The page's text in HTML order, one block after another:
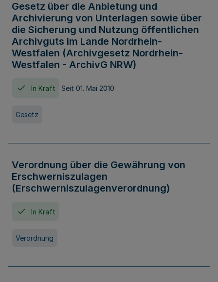
Gesetz über die Anbietung und
Archivierung von Unterlagen sowie über
die Sicherung und Nutzung öffentlichen
Archivguts im Lande Nordrhein-
Westfalen (Archivgesetz Nordrhein-
Westfalen - ArchivG NRW)
In Kraft Seit 01. Mai 2010
Gesetz
Verordnung über die Gewährung von
Erschwerniszulagen
(Erschwerniszulagenverordnung)
In Kraft
Verordnung